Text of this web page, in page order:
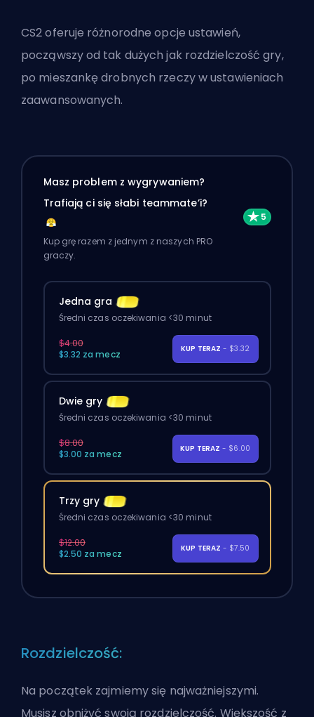
CS2 oferuje różnorodne opcje ustawień,
począwszy od tak dużych jak rozdzielczość gry,
po mieszankę drobnych rzeczy w ustawieniach
zaawansowanych.
Masz problem z wygrywaniem?
Trafiają ci się słabi teammate’i?
Kup grę razem z jednym z naszych PRO
graczy.
Jedna gra
Średni czas oczekiwania <30 minut
$4.00
$3.32 za mecz
KUP TERAZ - $3.32
Dwie gry
Średni czas oczekiwania <30 minut
$8.00
$3.00 za mecz
KUP TERAZ - $6.00
Trzy gry
Średni czas oczekiwania <30 minut
$12.00
$2.50 za mecz
KUP TERAZ - $7.50
Rozdzielczość:
Na początek zajmiemy się najważniejszymi.
Musisz obniżyć swoją rozdzielczość. Większość z